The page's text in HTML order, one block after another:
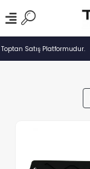
Satış Platformudur.